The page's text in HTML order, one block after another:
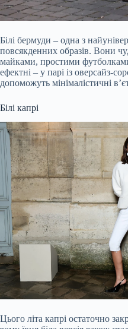
Білі бермуди – одна з
повсякденних образів. Вони
майками, простими
ефектні – у парі із оверсайз-
допоможуть мінімалістичні
Білі капрі
Цього літа капрі остаточно